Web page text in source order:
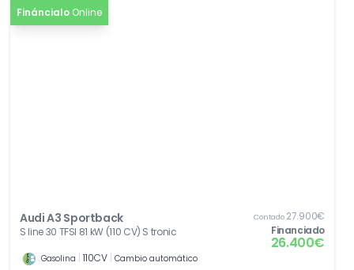
Fináncialo Online
Audi A3 Sportback
S line 30 TFSI 81 kW (110 CV) S tronic
Contado27.900€
Financiado
26.400€
Gasolina 110CV Cambio automático